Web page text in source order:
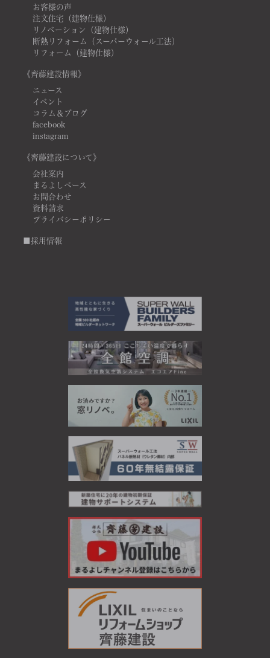
お客様の声
注文住宅（建物仕様）
リノベーション（建物仕様）
断熱リフォーム（スーパーウォール工法）
リフォーム（建物仕様）
《齊藤建設情報》
ニュース
イベント
コラム＆ブログ
facebook
instagram
《齊藤建設について》
会社案内
まるよしベース
お問合わせ
資料請求
プライバシーポリシー
■採用情報